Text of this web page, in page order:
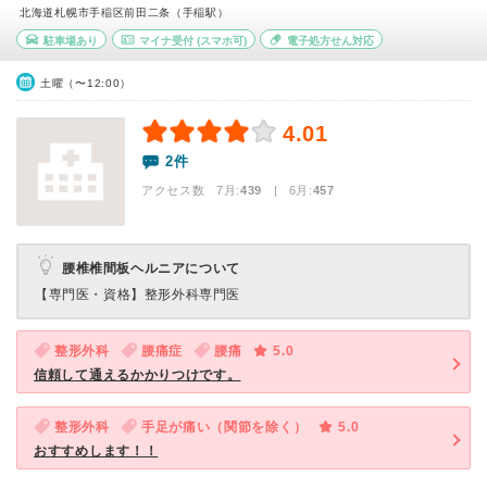
北海道札幌市手稲区前田二条（手稲駅）
駐車場あり マイナ受付(スマホ可) 電子処方せん対応
土曜（〜12:00）
4.01
2件
アクセス数 7月:439 | 6月:457
腰椎椎間板ヘルニアについて
【専門医・資格】 整形外科専門医
整形外科 腰痛症 腰痛
5.0
信頼して通えるかかりつけです。
整形外科 手足が痛い（関節を除く）
5.0
おすすめします！！